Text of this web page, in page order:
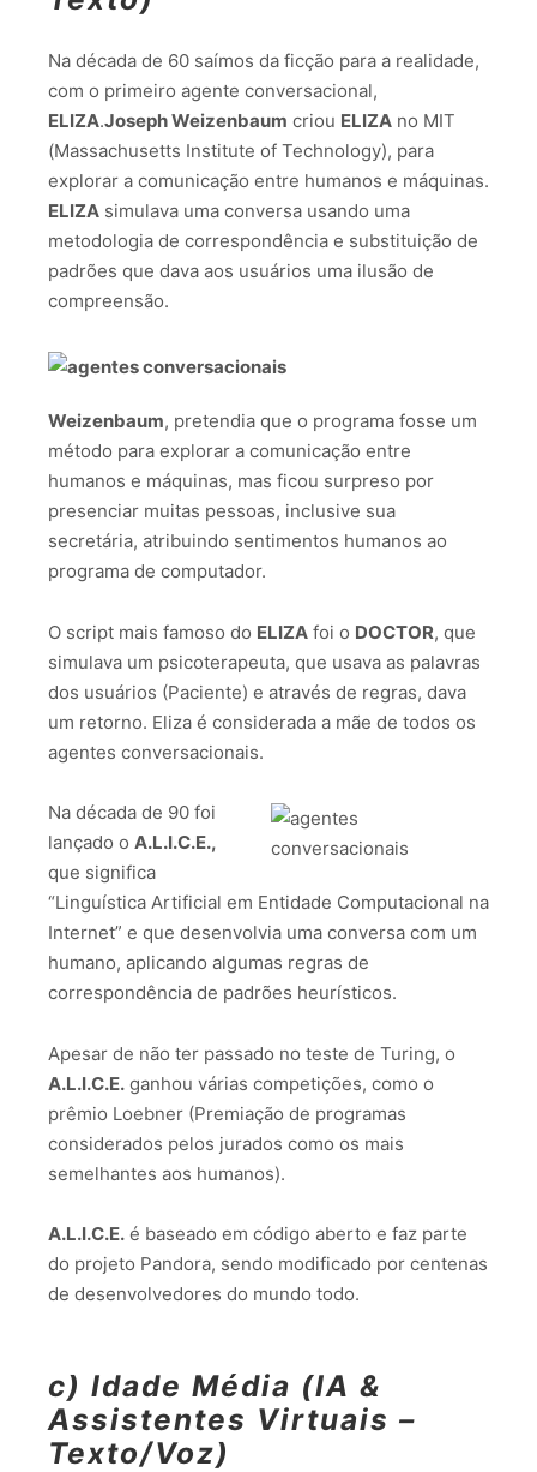
Na década de 60 saímos da ficção para a realidade,
com o primeiro agente conversacional,
ELIZA.Joseph Weizenbaum criou ELIZA no MIT
(Massachusetts Institute of Technology), para
explorar a comunicação entre humanos e máquinas.
ELIZA simulava uma conversa usando uma
metodologia de correspondência e substituição de
padrões que dava aos usuários uma ilusão de
compreensão.
Weizenbaum, pretendia que o programa fosse um
método para explorar a comunicação entre
humanos e máquinas, mas ficou surpreso por
presenciar muitas pessoas, inclusive sua
secretária, atribuindo sentimentos humanos ao
programa de computador.
O script mais famoso do ELIZA foi o DOCTOR, que
simulava um psicoterapeuta, que usava as palavras
dos usuários (Paciente) e através de regras, dava
um retorno. Eliza é considerada a mãe de todos os
agentes conversacionais.
Na década de 90 foi
lançado o A.L.I.C.E.,
que significa
“Linguística Artificial em Entidade Computacional na
Internet” e que desenvolvia uma conversa com um
humano, aplicando algumas regras de
correspondência de padrões heurísticos.
Apesar de não ter passado no teste de Turing, o
A.L.I.C.E. ganhou várias competições, como o
prêmio Loebner (Premiação de programas
considerados pelos jurados como os mais
semelhantes aos humanos).
A.L.I.C.E. é baseado em código aberto e faz parte
do projeto Pandora, sendo modificado por centenas
de desenvolvedores do mundo todo.
c) Idade Média (IA &
Assistentes Virtuais –
Texto/Voz)